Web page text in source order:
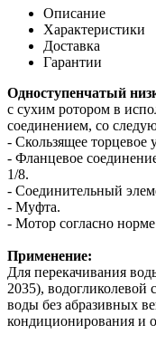
Описание
Характеристики
Доставка
Гарантии
Одноступенчатый
с сухим ротором в
соединением, со
- Скользящее торцевое
- Фланцевое
1/8.
- Соединительный
- Муфта.
- Мотор согласно
Применение:
Для перекачивания
2035),
воды без абразивных
кондиционирования и